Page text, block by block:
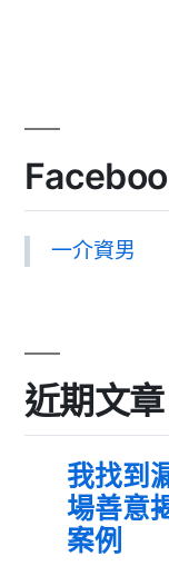
一介資男
近期文章
我找到
場善意
案例